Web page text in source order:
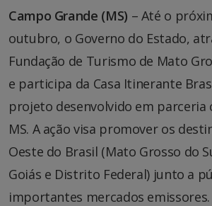
Campo Grande (MS) – Até o
outubro, o Governo do Estado,
Fundação de Turismo de Mato
e participa da Casa Itinerante
projeto desenvolvido em parceria
MS. A ação visa promover os
Oeste do Brasil (Mato Grosso do
Goiás e Distrito Federal) junto a
importantes mercados emissores.